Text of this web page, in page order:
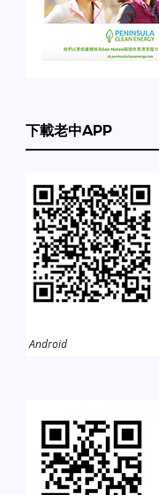
下載老中APP
Android